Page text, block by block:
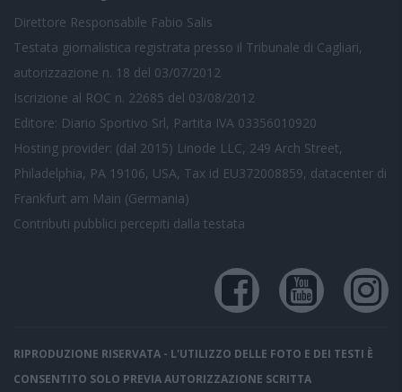
Direttore Responsabile Fabio Salis
Testata giornalistica registrata presso il Tribunale di Cagliari,
autorizzazione n. 18 del 03/07/2012
Iscrizione al ROC n. 22685 del 03/08/2012
Editore: Diario Sportivo Srl, Partita IVA 03356010920
Hosting provider: (dal 2015) Linode LLC, 249 Arch Street,
Philadelphia, PA 19106, USA, Tax id EU372008859, datacenter di
Frankfurt am Main (Germania)
Contributi pubblici percepiti dalla testata
RIPRODUZIONE RISERVATA - L'UTILIZZO DELLE FOTO E DEI TESTI È
CONSENTITO SOLO PREVIA AUTORIZZAZIONE SCRITTA